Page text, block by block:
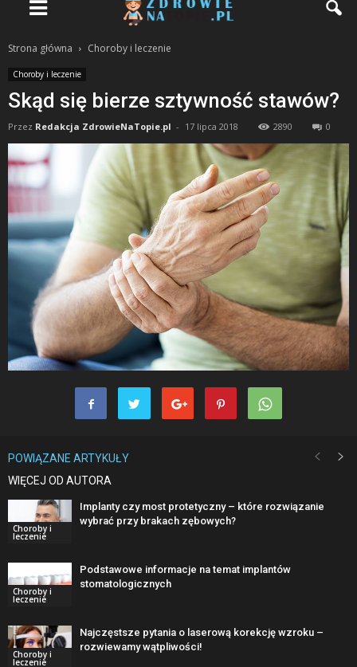
Strona główna Choroby i leczenie
Choroby i leczenie
Skąd się bierze sztywność stawów?
Przez Redakcja ZdrowieNaTopie.pl - 17 lipca 2018 2890 0
POWIĄZANE ARTYKUŁY
WIĘCEJ OD AUTORA
Choroby i
leczenie
Implanty czy most protetyczny – które rozwiązanie
wybrać przy brakach zębowych?
Choroby i
leczenie
Podstawowe informacje na temat implantów
stomatologicznych
Choroby i
leczenie
Najczęstsze pytania o laserową korekcję wzroku –
rozwiewamy wątpliwości!